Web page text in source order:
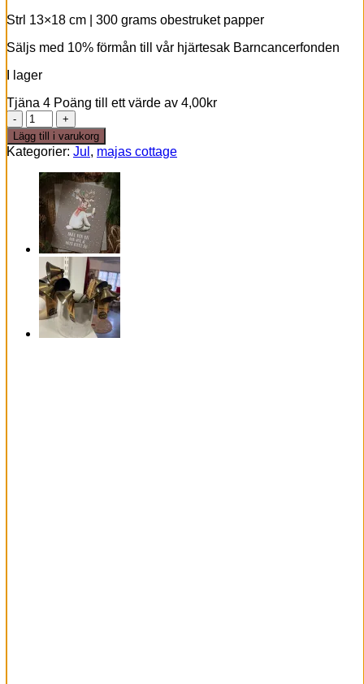
Strl 13×18 cm | 300 grams obestruket papper
Säljs med 10% förmån till vår hjärtesak Barncancerfonden
I lager
Tjäna 4 Poäng till ett värde av 4,00kr
Julkort
god
jul
mängd
Lägg till i varukorg
Kategorier: Jul , majas cottage